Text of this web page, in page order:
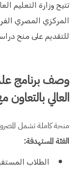
تتيح وزارة التعليم
المركزي المصري
للتقديم على منح
وصف برنامج
العالي بالتعاون
منحة كاملة تشمل
الفئة المستهدفة:
الطلاب